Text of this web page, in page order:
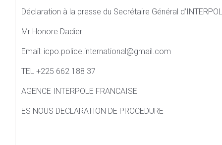
Déclaration à la presse du Secrétaire Général
Mr Honore Dadier
Email: icpo.police.international@gmail.com
TEL +225 662 188 37
AGENCE INTERPOLE FRANCAISE
ES NOUS DECLARATION DE PROCEDURE